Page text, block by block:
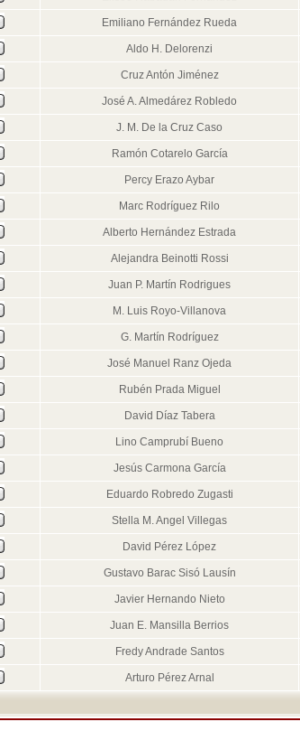
Emiliano Fernández Rueda
Aldo H. Delorenzi
Cruz Antón Jiménez
José A. Almedárez Robledo
J. M. De la Cruz Caso
Ramón Cotarelo García
Percy Erazo Aybar
Marc Rodríguez Rilo
Alberto Hernández Estrada
Alejandra Beinotti Rossi
Juan P. Martín Rodrigues
M. Luis Royo-Villanova
G. Martín Rodríguez
José Manuel Ranz Ojeda
Rubén Prada Miguel
David Díaz Tabera
Lino Camprubí Bueno
Jesús Carmona García
Eduardo Robredo Zugasti
Stella M. Angel Villegas
David Pérez López
Gustavo Barac Sisó Lausín
Javier Hernando Nieto
Juan E. Mansilla Berrios
Fredy Andrade Santos
Arturo Pérez Arnal